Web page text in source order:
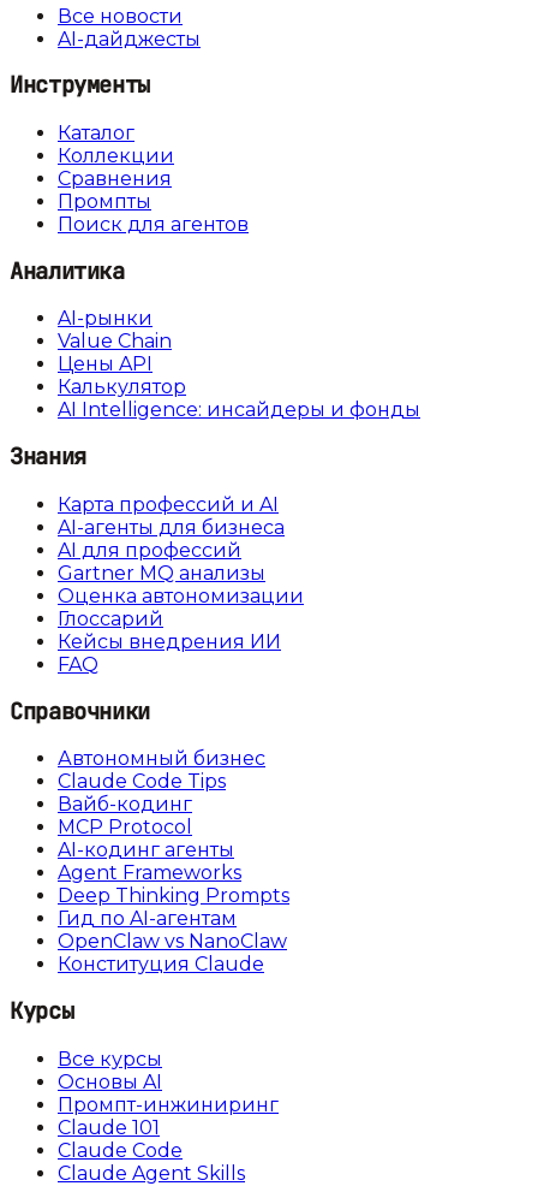
Все новости
AI-дайджесты
Инструменты
Каталог
Коллекции
Сравнения
Промпты
Поиск для агентов
Аналитика
AI-рынки
Value Chain
Цены API
Калькулятор
AI Intelligence: инсайдеры и фонды
Знания
Карта профессий и AI
AI-агенты для бизнеса
AI для профессий
Gartner MQ анализы
Оценка автономизации
Глоссарий
Кейсы внедрения ИИ
FAQ
Справочники
Автономный бизнес
Claude Code Tips
Вайб-кодинг
MCP Protocol
AI-кодинг агенты
Agent Frameworks
Deep Thinking Prompts
Гид по AI-агентам
OpenClaw vs NanoClaw
Конституция Claude
Курсы
Все курсы
Основы AI
Промпт-инжиниринг
Claude 101
Claude Code
Claude Agent Skills